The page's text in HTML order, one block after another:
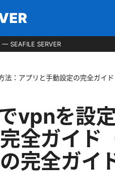
— SEAFILE SERVER
：アプリと手動設定の完全ガイ
vpnを設
全ガイド
完全ガイ